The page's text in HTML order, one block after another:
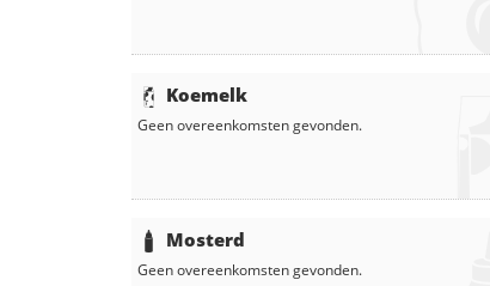
Koemelk
Geen overeenkomsten gevonden.
Mosterd
Geen overeenkomsten gevonden.